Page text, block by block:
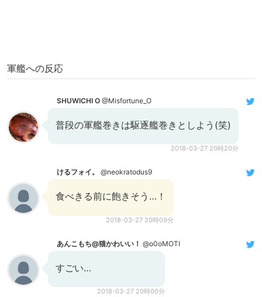
軍艦への反応
SHUWICHI O @Misfortune_O
普段の軍艦巻きは駆逐艦巻きとしよう(笑)
2018-03-27 20時20分
けるフォイ。 @neokratodus9
食べきる前に飽きそう…！
2018-03-27 20時09分
あんこもち@猫かわいい！ @o0oMOTI
すごい…
2018-03-27 20時00分